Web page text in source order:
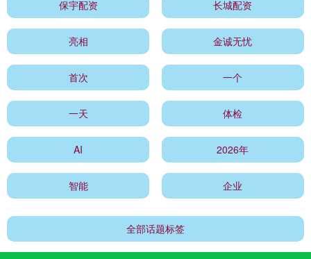
保宇配资 长城配资
亮相 金诚无忧
首次 一个
一天 体检
AI 2026年
智能 企业
全部话题标签